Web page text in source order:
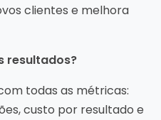
clientes e melhora
resultados?
todas as métricas:
custo por resultado e